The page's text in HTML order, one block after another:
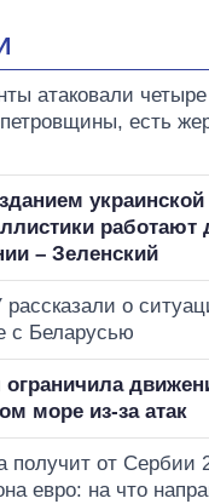
атаковали
есть
украинской
работают
– Зеленский
о
с Беларусью
ограничила
море из-за атак
получит от Сербии
евро: на что